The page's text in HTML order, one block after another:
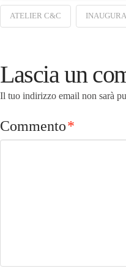
ATELIER C&C
Lascia un
Il tuo indirizzo email non sarà
Commento*